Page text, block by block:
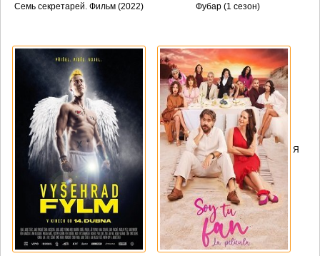
Семь секретарей. Фильм (2022) Фубар (1 сезон)
Я